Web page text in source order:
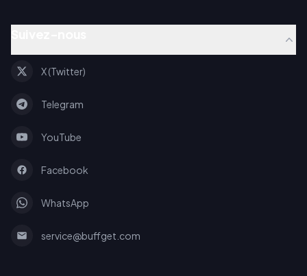
X (Twitter)
Telegram
YouTube
Facebook
WhatsApp
service@buffget.com